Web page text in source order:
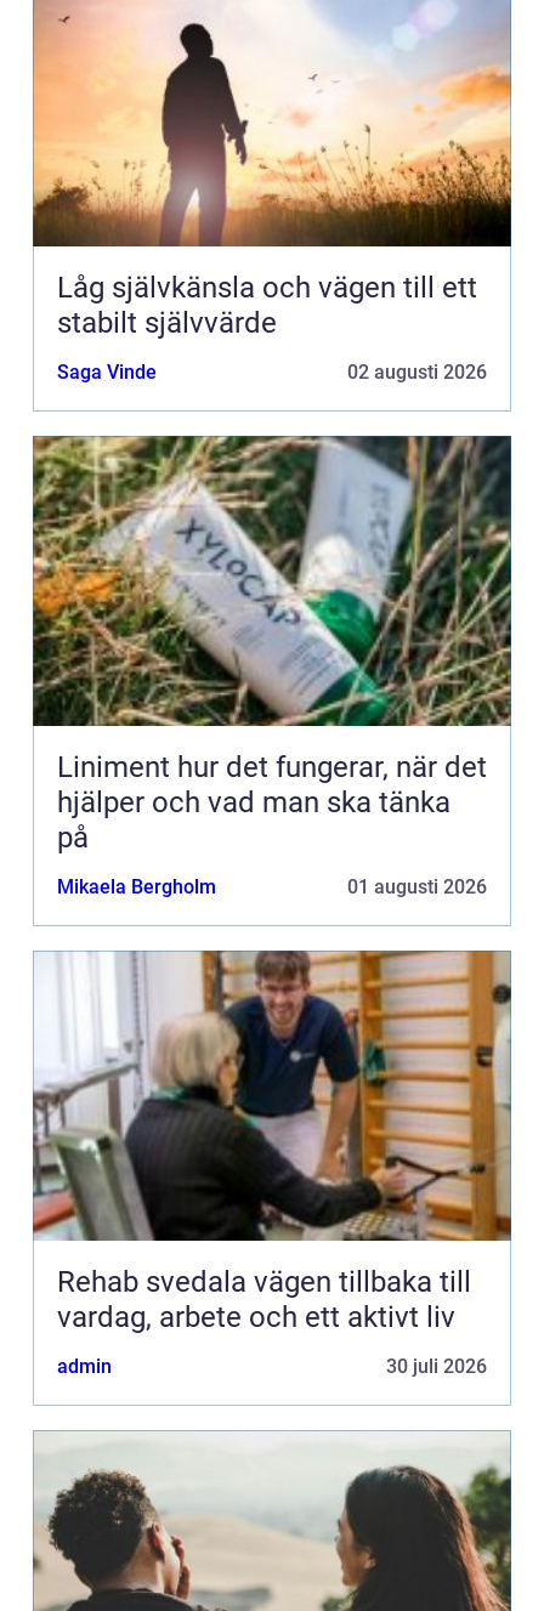
Låg självkänsla och vägen till ett
stabilt självvärde
Saga Vinde 02 augusti 2026
Liniment hur det fungerar, när det
hjälper och vad man ska tänka
på
Mikaela Bergholm 01 augusti 2026
Rehab svedala vägen tillbaka till
vardag, arbete och ett aktivt liv
admin 30 juli 2026